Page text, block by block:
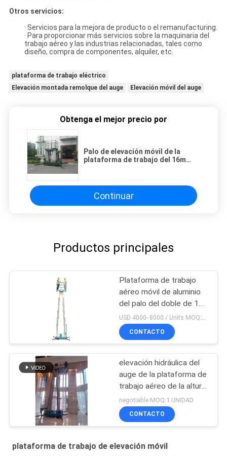
Otros servicios:
· Servicios para la mejora de producto o el remanufacturing.
· Para proporcionar más servicios sobre la maquinaria del
trabajo aéreo y las industrias relacionadas, tales como
diseño, compra de componentes, alquiler, etc.
plataforma de trabajo eléctrico
Elevación montada remolque del auge
Elevación móvil del auge
Obtenga el mejor precio por
Palo de elevación móvil de la
plataforma de trabajo del 16m
Continuar
Productos principales
Plataforma de trabajo
aéreo móvil de aluminio
del palo del doble de 14
M Working Height
Compact
CONTACTO
elevación hidráulica del
auge de la plataforma de
trabajo aéreo de la altura
de la plataforma de la
elevación del palo 10m-
18m
negotiable MOQ:1 UNIDAD
CONTACTO
plataforma de trabajo de elevación móvil